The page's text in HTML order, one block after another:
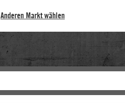
Anderen Markt wählen